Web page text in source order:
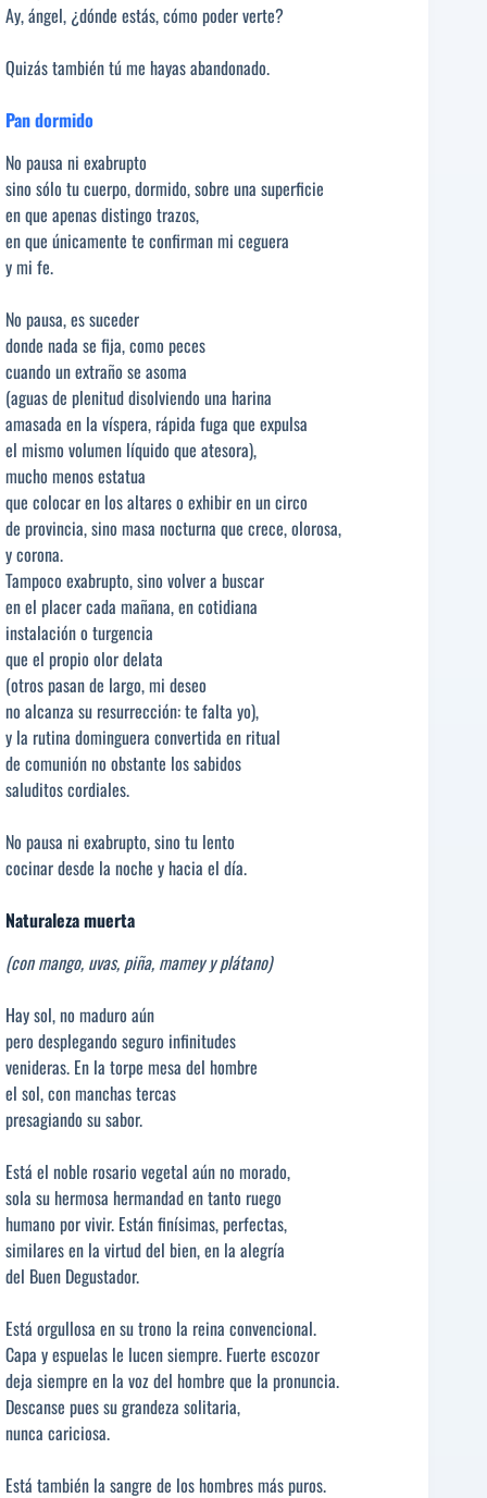
Ay, ángel, ¿dónde estás, cómo poder verte?
Quizás también tú me hayas abandonado.
Pan dormido
No pausa ni exabrupto
sino sólo tu cuerpo, dormido, sobre una superficie
en que apenas distingo trazos,
en que únicamente te confirman mi ceguera
y mi fe.
No pausa, es suceder
donde nada se fija, como peces
cuando un extraño se asoma
(aguas de plenitud disolviendo una harina
amasada en la víspera, rápida fuga que expulsa
el mismo volumen líquido que atesora),
mucho menos estatua
que colocar en los altares o exhibir en un circo
de provincia, sino masa nocturna que crece, olorosa,
y corona.
Tampoco exabrupto, sino volver a buscar
en el placer cada mañana, en cotidiana
instalación o turgencia
que el propio olor delata
(otros pasan de largo, mi deseo
no alcanza su resurrección: te falta yo),
y la rutina dominguera convertida en ritual
de comunión no obstante los sabidos
saluditos cordiales.
No pausa ni exabrupto, sino tu lento
cocinar desde la noche y hacia el día.
Naturaleza muerta
(con mango, uvas, piña, mamey y plátano)
Hay sol, no maduro aún
pero desplegando seguro infinitudes
venideras. En la torpe mesa del hombre
el sol, con manchas tercas
presagiando su sabor.
Está el noble rosario vegetal aún no morado,
sola su hermosa hermandad en tanto ruego
humano por vivir. Están finísimas, perfectas,
similares en la virtud del bien, en la alegría
del Buen Degustador.
Está orgullosa en su trono la reina convencional.
Capa y espuelas le lucen siempre. Fuerte escozor
deja siempre en la voz del hombre que la pronuncia.
Descanse pues su grandeza solitaria,
nunca cariciosa.
Está también la sangre de los hombres más puros.